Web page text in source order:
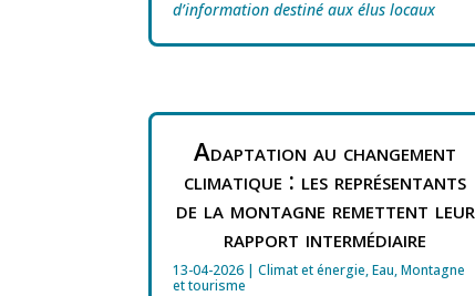
d’information destiné aux élus locaux
Adaptation au changement
climatique : les représentants
de la montagne remettent leur
rapport intermédiaire
13-04-2026 |Climat et énergie,Eau,Montagne
et tourisme